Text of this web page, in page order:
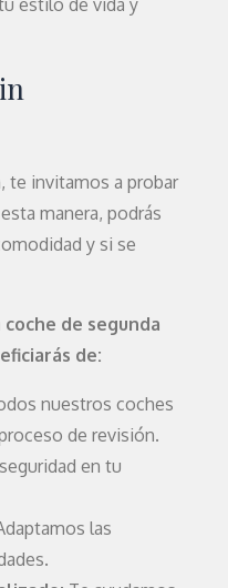
estilo de vida y
te invitamos a probar
manera, podrás
y si se
de segunda
de:
nuestros coches
de revisión.
en tu
las